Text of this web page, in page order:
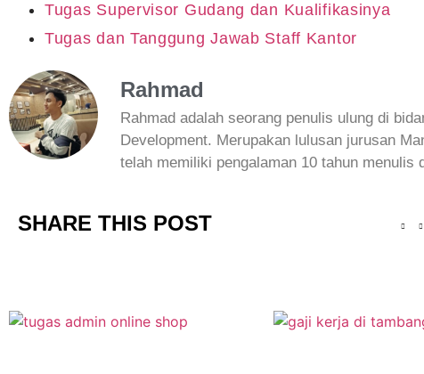
Tugas Supervisor Gudang dan Kualifikasinya
Tugas dan Tanggung Jawab Staff Kantor
Rahmad
Rahmad adalah seorang penulis ulung di
Development. Merupakan lulusan jurusan
telah memiliki pengalaman 10 tahun menulis
SHARE THIS POST